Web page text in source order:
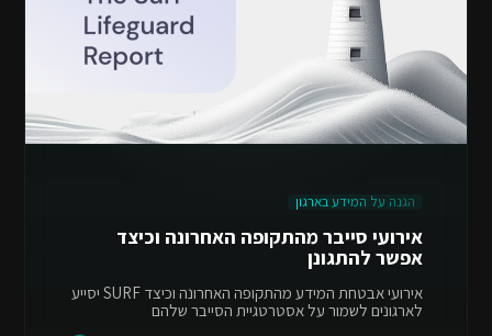
הגנה על המידע בארגון
אירועי סייבר מהתקופה האחרונה וכיצד
אפשר להתגונן
אירועי אבטחת המידע מהתקופה האחרונה וכיצד SURF יסייע
לארגונים לשמור על אסטרטגיית הסייבר שלהם